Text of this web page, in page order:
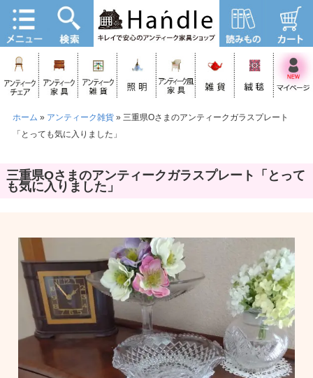
ホーム » アンティーク雑貨» 三重県Oさまのアンティークガラスプレート
「とっても気に入りました」
三重県Oさまのアンティークガラスプレート「とって
も気に入りました」